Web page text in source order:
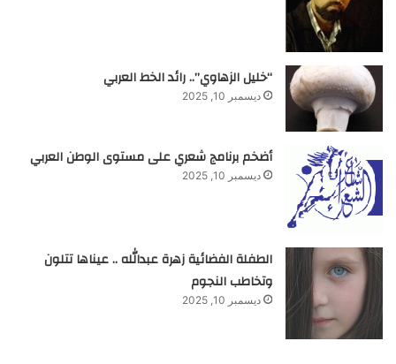
“خليل الزهاوي”.. رائد الخط العربي
ديسمبر 10, 2025
أضخم برنامج شعري على مستوى الوطن العربي
ديسمبر 10, 2025
الطفلة الفضائية زهرة عبدالله .. عيناها تتلون
وتخاطب النجوم
ديسمبر 10, 2025